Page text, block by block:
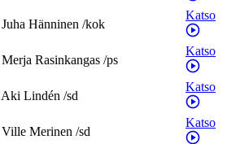
Juha Hänninen /kok
Katso
Merja Rasinkangas /ps
Katso
Aki Lindén /sd
Katso
Ville Merinen /sd
Katso